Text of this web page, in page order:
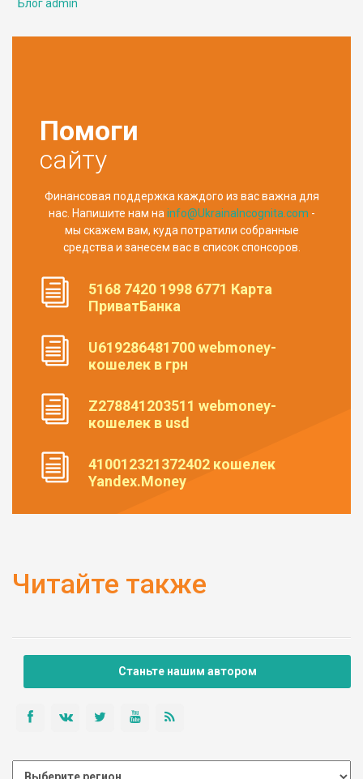
Блог admin
Помоги
сайту
Финансовая поддержка каждого из вас важна для
нас. Напишите нам наinfo@UkrainaIncognita.com -
мы скажем вам, куда потратили собранные
средства и занесем вас в список спонсоров.
5168 7420 1998 6771 Карта
ПриватБанка
U619286481700 webmoney-
кошелек в грн
Z278841203511 webmoney-
кошелек в usd
410012321372402 кошелек
Yandex.Money
Читайте также
Станьте нашим автором